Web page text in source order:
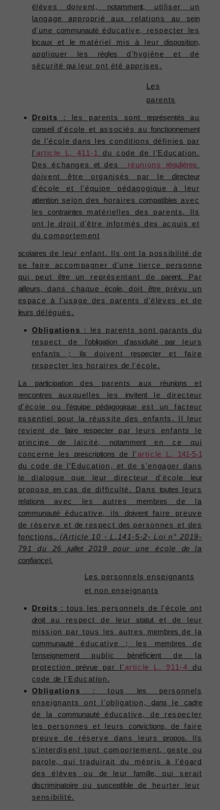
élèves doivent, notamment, utiliser un
langage approprié aux relations au sein
d'unecommunautééducative, respecter les
locaux et lematériel mis à leurdisposition,
appliquer les règles d'hygiène et de
sécurité quileur ont été apprises.
Les
parents
Droits : les parents sont représentés au
conseil
d'école et associés aufonctionnement
de l'école dans les conditions définies par
l'article L. 411-1
du code de l'Education.
Des échangeset des réunions régulières
doivent être organisés par ledirecteur
d'école et l'équipe pédagogique à leur
attentionselon des horairescompatibles avec
lescontraintes matérielles des parents. Ils
ont le droit d'être informés des acquis et
du comportement
scolaires de leur enfant. Ils ont la possibilité de
se faire accompagner d'une tierce personne
qui peut être un représentant de parent. Par
ailleurs, dans chaqueécole, doit êtreprévu un
espace à l'usage des parents d'élèves et de
leurs délégués.
Obligations : les parents sont garants du
respect de
l'obligation d'assiduité par leurs
enfants ; ils doivent respecteret faire
respecter les horairesde l'école.
La participationdes parents aux réunions et
rencontres auxquelles les invitentle directeur
d'école ou
l'équipe pédagogiqueest un facteur
essentiel pour la réussite des enfants. Il leur
revient de faire respecterpar leurs enfants le
principe delaïcité, notammenten ce qui
concerne les prescriptions de l'article L. 141-5-1
du code de l'Education, et de s'engager dans
le dialogue que leur directeur d'école
leur
proposeencas de difficulté. Dans toutes leurs
relations avec les autres membres de la
communautééducative, ilsdoiventfaire preuve
de réserve et derespect des personnes et des
fonctions. (Article 10 - L.141-5-2- Loi n° 2019-
791 du 26juillet2019 pour une écolede la
confiance).
Les personnels enseignants
et non enseignants
Droits : tous les personnels de l'école ont
droit au respect de leurstatutet de leur
mission par tous les autres membres de la
communautééducative ; les membres de
l'enseignementpublic bénéficient de la
protection prévuepar l'article L. 911-4 du
code de l'Education.
Obligations : tous les personnels
enseignants ont l'obligation,dans le cadre
de la communauté éducative, de respecter
les personnes et leurs convictions, de faire
preuve de réserve dans leurs propos. Ils
s'interdisent tout comportement, geste ou
parole, qui traduirait du mépris à l'égard
des élèves ou deleurfamille, qui serait
discriminatoireoususceptiblede heurter leur
sensibilité.